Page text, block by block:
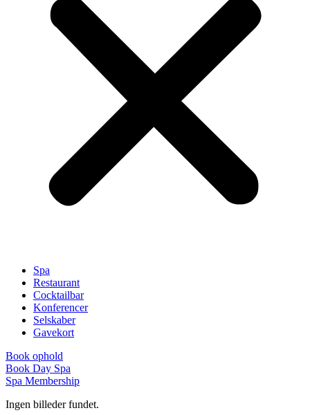
Spa
Restaurant
Cocktailbar
Konferencer
Selskaber
Gavekort
Book ophold
Book Day Spa
Spa Membership
Ingen billeder fundet.